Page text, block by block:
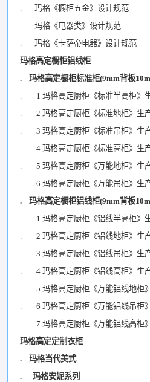
. 玛格《橱柜五金》设计规范
. 玛格《电器类》设计规范
. 玛格《卡萨帝电器》设计规范
玛格高定橱柜铝线柜
. 玛格高定橱柜标准柜(9mm背板
. 1 玛格高定厨柜《标准半高柜》
. 2 玛格高定厨柜《标准地柜》生
. 3 玛格高定厨柜《标准吊柜》生
. 4 玛格高定厨柜《标准高柜》生
. 5 玛格高定厨柜《万能地柜》生
. 6 玛格高定厨柜《万能吊柜》生
. 玛格高定橱柜铝线柜(9mm背板
. 1 玛格高定厨柜《铝线半高柜》
. 2 玛格高定厨柜《铝线地柜》生
. 3 玛格高定厨柜《铝线吊柜》生
. 4 玛格高定厨柜《铝线高柜》生
. 5 玛格高定厨柜《万能铝线地柜
. 6 玛格高定厨柜《万能铝线吊柜
. 7 玛格高定厨柜《万能铝线高柜
玛格高定定制衣柜
. 玛格当代美式
. 玛格安妮系列